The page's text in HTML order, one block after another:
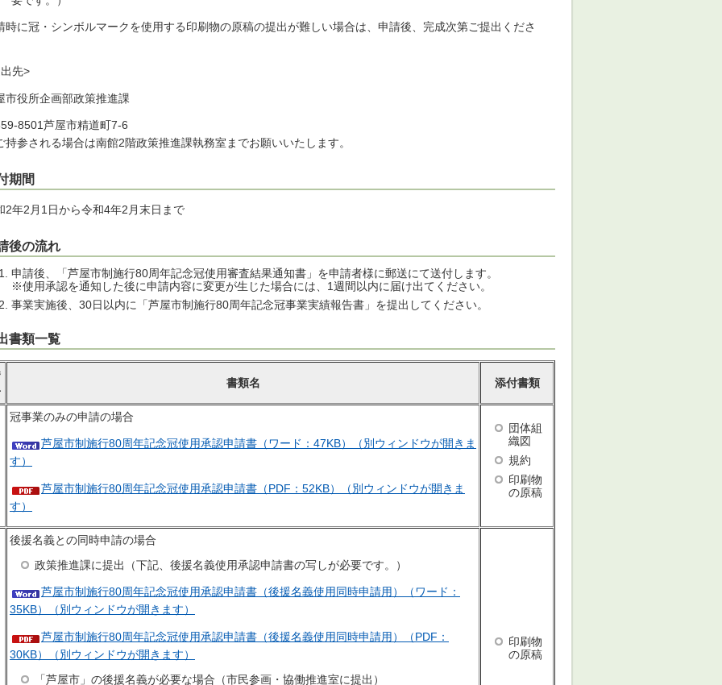
時に冠・シンボルマークを使用する印刷物の原稿の提出が難しい場合は、申請後、完成次第ご提出くださ
先>
市役所企画部政策推進課
8501芦屋市精道町7-6
参される場合は南館2階政策推進課執務室までお願いいたします。
期間
2年2月1日から令和4年2月末日まで
後の流れ
申請後、「芦屋市制施行80周年記念冠使用審査結果通知書」を申請者様に郵送にて送付します。
※使用承認を通知した後に申請内容に変更が生じた場合には、1週間以内に届け出てください。
事業実施後、30日以内に「芦屋市制施行80周年記念冠事業実績報告書」を提出してください。
書類一覧
書類名 添付書類
冠事業のみの申請の場合
芦屋市制施行80周年記念冠使用承認申請書（ワード：47KB）（別ウィンドウが開きま
す）
芦屋市制施行80周年記念冠使用承認申請書（PDF：52KB）（別ウィンドウが開きま
す）
団体組
織図
規約
印刷物
の原稿
後援名義との同時申請の場合
政策推進課に提出（下記、後援名義使用承認申請書の写しが必要です。）
芦屋市制施行80周年記念冠使用承認申請書（後援名義使用同時申請用）（ワード：
35KB）（別ウィンドウが開きます）
芦屋市制施行80周年記念冠使用承認申請書（後援名義使用同時申請用）（PDF：
30KB）（別ウィンドウが開きます）
「芦屋市」の後援名義が必要な場合（市民参画・協働推進室に提出）
印刷物
の原稿